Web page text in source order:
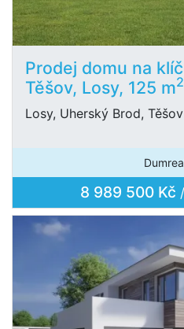
Prodej domu na
Těšov, Losy, 125 m2
Losy, Uherský Brod, Těšov
8 989 500 Kč